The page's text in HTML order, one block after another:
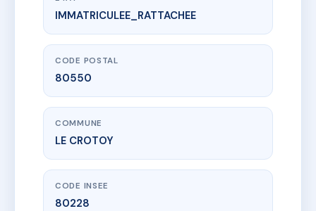
www.vme.plus/AC6655054
RESIDENCE DE LA PLACE ILOT II
1 Rue du Phare80550 LE CROTOY
IMMATRICULEE_RATTACHEE
CODE POSTAL
80550
COMMUNE
LE CROTOY
CODE INSEE
80228